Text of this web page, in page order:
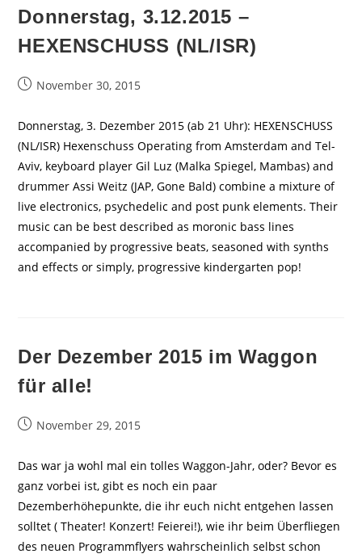
Donnerstag, 3.12.2015 –
HEXENSCHUSS (NL/ISR)
BeitragNovember 30, 2015
Donnerstag, 3. Dezember 2015 (ab 21 Uhr): HEXENSCHUSS
(NL/ISR) Hexenschuss Operating from Amsterdam and Tel-
Aviv, keyboard player Gil Luz (Malka Spiegel, Mambas) and
drummer Assi Weitz (JAP, Gone Bald) combine a mixture of
live electronics, psychedelic and post punk elements. Their
music can be best described as moronic bass lines
accompanied by progressive beats, seasoned with synths
and effects or simply, progressive kindergarten pop!
Der Dezember 2015 im Waggon
für alle!
BeitragNovember 29, 2015
Das war ja wohl mal ein tolles Waggon-Jahr, oder? Bevor es
ganz vorbei ist, gibt es noch ein paar
Dezemberhöhepunkte, die ihr euch nicht entgehen lassen
solltet ( Theater! Konzert! Feierei!), wie ihr beim Überfliegen
des neuen Programmflyers wahrscheinlich selbst schon